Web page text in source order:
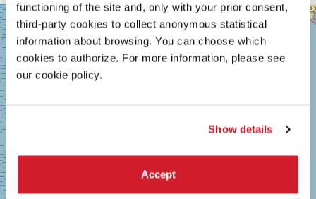
functioning of the site and, only with your prior consent,
third-party cookies to collect anonymous statistical
information about browsing. You can choose which
cookies to authorize. For more information, please see
our cookie policy.
Show details
Accept
SALA
GRANDE
LUNGOMARE
MARCONI
30126
LIDO
DI
VENEZIA
TEL.
0415218711
info@labiennale.org